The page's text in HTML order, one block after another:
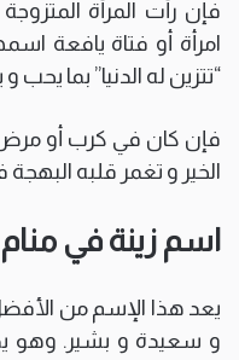
فإن رأت المرأة
امرأة أو فتاة يافعة
“تتزين له الدنيا” بما
فإن كان في كرب أو
الخير و تغمر قلبه
اسم زينة في
يعد هذا الإسم من
و سعيدة و بشير. وهو